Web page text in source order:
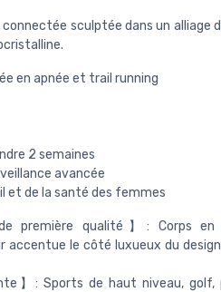
sculptée dans un alliage
en apnée et trail running
2 semaines
avancée
et de la santé des femmes
première qualité】: Corps en
accentue le côté luxueux du
】: Sports de haut niveau, golf,